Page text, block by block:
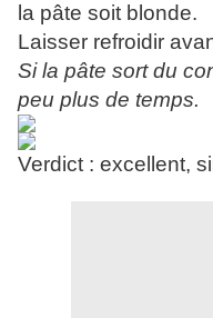
la pâte soit blonde.
Laisser refroidir
Si la pâte sort du
peu plus de temps.
Verdict : excellent,